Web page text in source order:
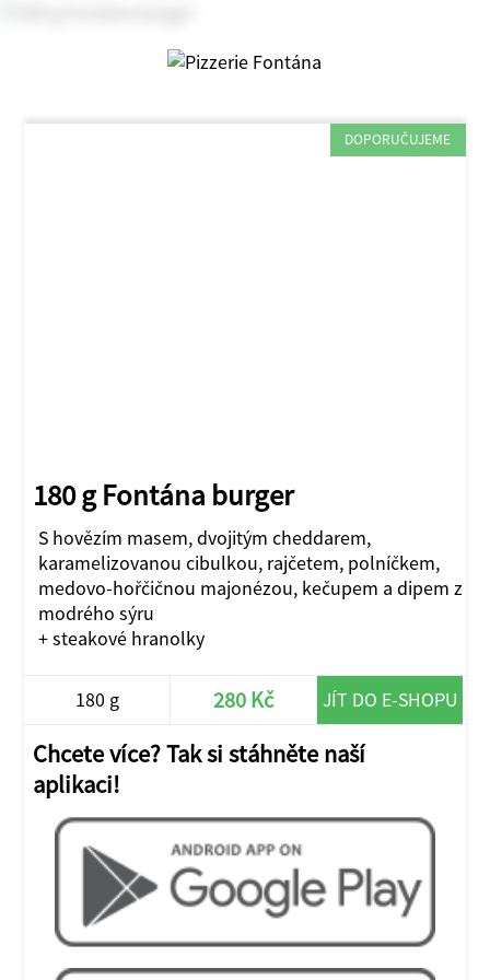
DOPORUČUJEME
180 g Fontána burger
S hovězím masem, dvojitým cheddarem,
karamelizovanou cibulkou, rajčetem, polníčkem,
medovo-hořčičnou majonézou, kečupem a dipem z
modrého sýru
+ steakové hranolky
180 g 280 Kč JÍT DO E-SHOPU
Chcete více? Tak si stáhněte naší
aplikaci!